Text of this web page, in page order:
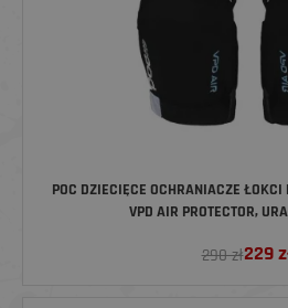
POC DZIECIĘCE OCHRANIACZE
VPD AIR PROTECTOR,
290 zł229